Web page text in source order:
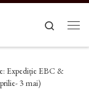
Search
Expediție EBC &
3 mai)